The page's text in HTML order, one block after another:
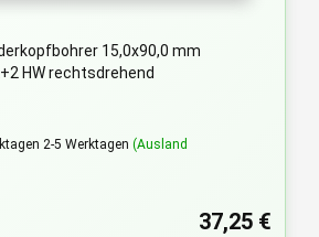
15,0x90,0 mm
HW rechtsdrehend
2-5 Werktagen (Ausland
37,25 €